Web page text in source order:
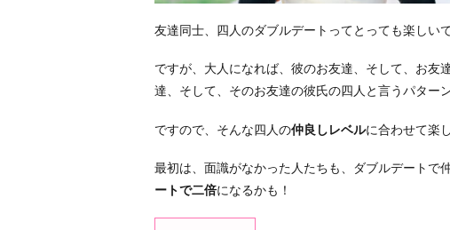
友達同士、四人のダブルデートってとっても楽しい
ですが、大人になれば、彼のお友達、そして、お友
達、そして、そのお友達の彼氏の四人と言うパター
ですので、そんな四人の仲良しレベルに合わせて楽
最初は、面識がなかった人たちも、ダブルデートで
ートで二倍になるかも！